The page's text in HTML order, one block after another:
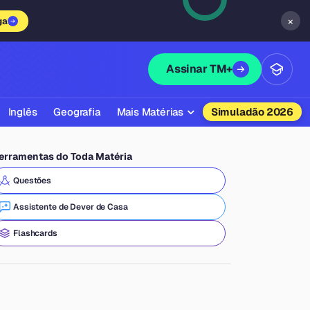
×
Assinar TM+
Inglês Geografia Mais Matérias
Química
Física
Filosofia
Simuladão 2026
do Toda Matéria
Questões
Assistente de Dever de Casa
Flashcards